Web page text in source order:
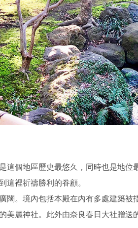
這個地區歷史最悠久，同時也是地
這裡祈禱勝利的眷顧。
闊。境內包括本殿在內有多處建築
美麗神社。此外由奈良春日大社贈送​​